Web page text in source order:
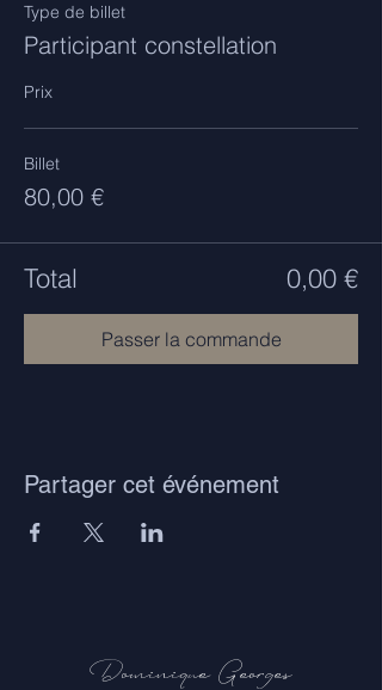
Type de billet
Participant constellation
Prix
Billet
80,00 €
Total 0,00 €
Passer la commande
Partager cet événement
Dominique Georges